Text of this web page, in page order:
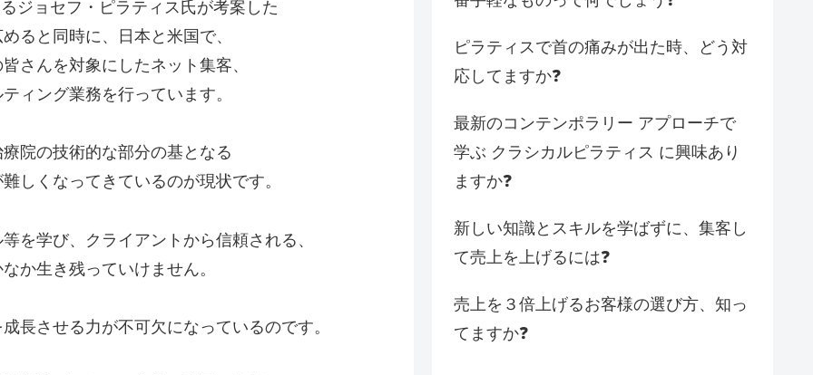
ジョセフ・ピラティス氏が考案した
ると同時に、日本と米国で、
さんを対象にしたネット集客、
ィング業務を行っています。
院の技術的な部分の基となる
しくなってきているのが現状です。
を学び、クライアントから信頼される、
か生き残っていけません。
長させる力が不可欠になっているのです。
ピラティスで首の痛みが出た時、どう対
応してますか❓
最新のコンテンポラリー アプローチで
学ぶ クラシカルピラティス に興味あり
ますか❓
新しい知識とスキルを学ばずに、集客し
て売上を上げるには❓
売上を３倍上げるお客様の選び方、知っ
てますか❓